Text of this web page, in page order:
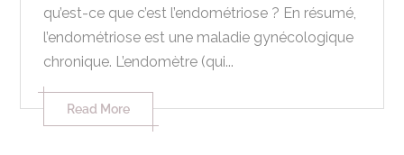
qu’est-ce que c’est l’endométriose ? En résumé,
l’endométriose est une maladie gynécologique
chronique. L’endomètre (qui...
Read More